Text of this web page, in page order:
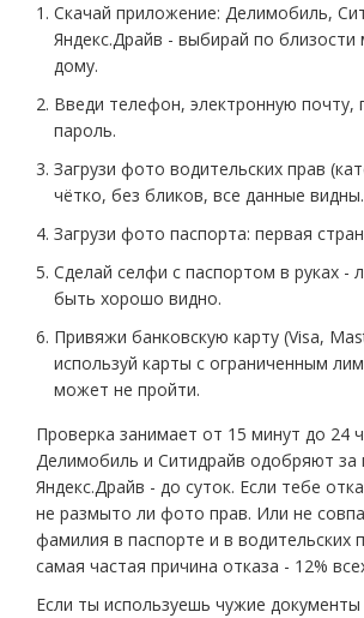
Скачай приложение: Делимобиль,
Яндекс.Драйв - выбирай по
дому.
Введи телефон, электронную почту,
пароль.
Загрузи фото водительских прав
чётко, без бликов, все данные видны.
Загрузи фото паспорта: первая
Сделай селфи с паспортом в руках -
быть хорошо видно.
Привяжи банковскую карту (Visa,
используй карты с ограниченным
может не пройти.
Проверка занимает от 15 минут до 24
Делимобиль и Ситидрайв одобряют за
Яндекс.Драйв - до суток. Если тебе
не размыто ли фото прав. Или не
фамилия в паспорте и в водительских
самая частая причина отказа - 12%
Если ты используешь чужие